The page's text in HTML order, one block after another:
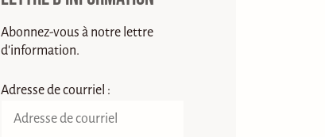
Abonnez-vous à notre lettre
d'information.
Adresse de courriel :